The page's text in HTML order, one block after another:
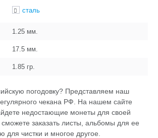
сталь
1.25 мм.
17.5 мм.
1.85 гр.
погодовку? Представляем наш
чекана РФ. На нашем сайте
недостающие монеты для своей
заказать листы, альбомы для ее
для чистки и многое другое.